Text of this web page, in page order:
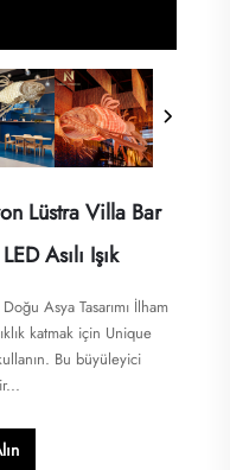
Lüstra Villa Bar
Asılı Işık
Asya Tasarımı İlham
katmak için Unique
Bu büyüleyici